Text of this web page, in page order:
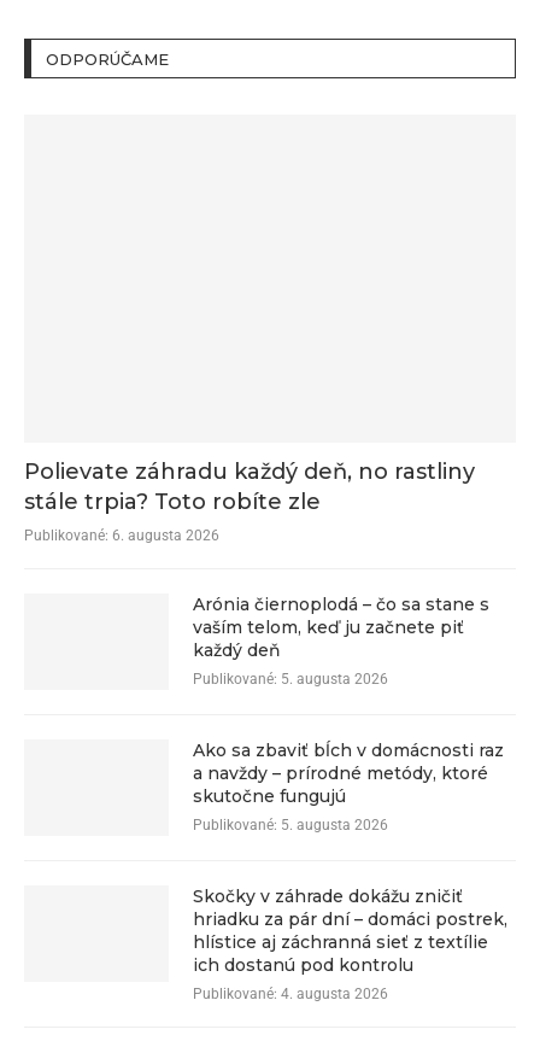
ODPORÚČAME
Polievate záhradu každý deň, no rastliny
stále trpia? Toto robíte zle
Publikované: 6. augusta 2026
Arónia čiernoplodá – čo sa stane s
vaším telom, keď ju začnete piť
každý deň
Publikované: 5. augusta 2026
Ako sa zbaviť bĺch v domácnosti raz
a navždy – prírodné metódy, ktoré
skutočne fungujú
Publikované: 5. augusta 2026
Skočky v záhrade dokážu zničiť
hriadku za pár dní – domáci postrek,
hlístice aj záchranná sieť z textílie
ich dostanú pod kontrolu
Publikované: 4. augusta 2026